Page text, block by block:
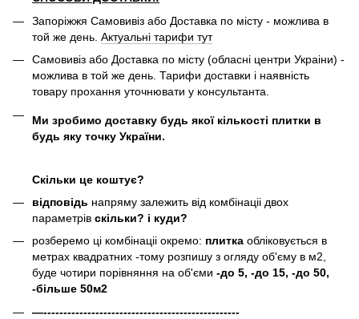
Запоріжжя Самовивіз або Доставка по місту - можлива в
той же день. Актуальні тарифи тут
Самовивіз або Доставка по місту (обласні центри Украіни) -
можлива в той же день. Тарифи доставки і наявність
товару прохання уточнювати у консультанта.
Ми зробимо доставку будь якої кількості плитки в
будь яку точку України.
Скільки це коштує?
відповідь напряму залежить від комбінаціі двох
параметрів скільки? і куди?
розберемо ці комбінаціі окремо: плитка обліковується в
метрах квадратних -тому розпишу з огляду об'єму в м2,
буде чотири порівняння на об'єми -до 5, -до 15, -до 50,
-більше 50м2
—-------------------------------------------------